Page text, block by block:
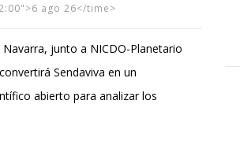
ago 26</time>
Navarra, junto a NICDO-Planetario
Sendaviva en un
abierto para analizar los